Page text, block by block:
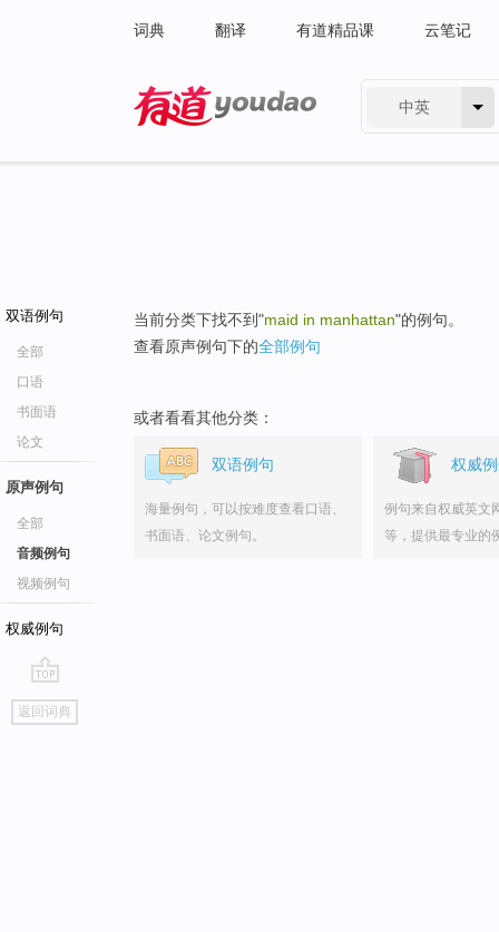
词典 翻译 有道精品课 云笔记
中英
双语例句
全部
口语
书面语
论文
原声例句
全部
音频例句
视频例句
权威例句
go
top
返回词典
当前分类下找不到"maid in manhattan"的例句。
查看原声例句下的全部例句
或者看看其他分类：
双语例句
海量例句，可以按难度查看口语、
书面语、论文例句。
权威
例句来自权威英文
等，提供最专业的